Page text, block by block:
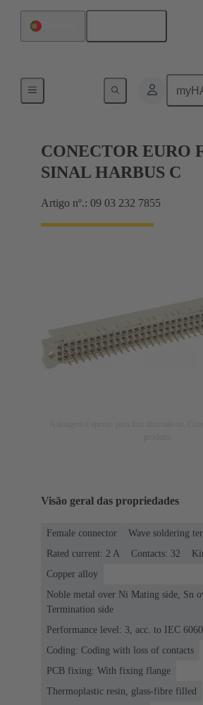
Motherboard to daughtercard
CONECTOR EURO
SINAL HARBUS C
Artigo nº.: 09 03 232 7855
Visão geral das propriedades
Female connector
Wave soldering
Rated current: ‌2 A
Contacts: 32
Copper alloy
Noble metal over Ni Mating side, Sn
Termination side
Performance level: 3, acc. to IEC
Coding: Coding with loss of contacts
PCB fixing: With fixing flange
Thermoplastic resin, glass-fibre filled